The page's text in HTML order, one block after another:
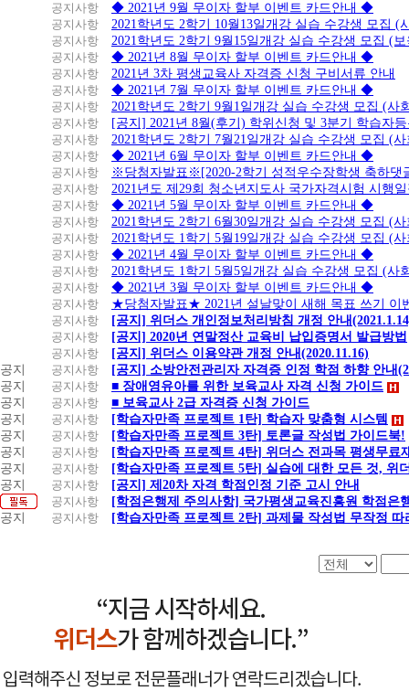
공지사항
◆ 2021년 9월 무이자 할부 이벤트 카드안내 ◆
공지사항
2021학년도 2학기 10월13일개강 실습 수강생 모집 (
공지사항
2021학년도 2학기 9월15일개강 실습 수강생 모집 (
공지사항
◆ 2021년 8월 무이자 할부 이벤트 카드안내 ◆
공지사항
2021년 3차 평생교육사 자격증 신청 구비서류 안내
공지사항
◆ 2021년 7월 무이자 할부 이벤트 카드안내 ◆
공지사항
2021학년도 2학기 9월1일개강 실습 수강생 모집 (사
공지사항
[공지] 2021년 8월(후기) 학위신청 및 3분기 학습자
공지사항
2021학년도 2학기 7월21일개강 실습 수강생 모집 (
공지사항
◆ 2021년 6월 무이자 할부 이벤트 카드안내 ◆
공지사항
※당첨자발표※[2020-2학기 성적우수장학생 축하댓
공지사항
2021년도 제29회 청소년지도사 국가자격시험 시행
공지사항
◆ 2021년 5월 무이자 할부 이벤트 카드안내 ◆
공지사항
2021학년도 2학기 6월30일개강 실습 수강생 모집 (
공지사항
2021학년도 1학기 5월19일개강 실습 수강생 모집 (
공지사항
◆ 2021년 4월 무이자 할부 이벤트 카드안내 ◆
공지사항
2021학년도 1학기 5월5일개강 실습 수강생 모집 (사
공지사항
◆ 2021년 3월 무이자 할부 이벤트 카드안내 ◆
공지사항
★당첨자발표★ 2021년 설날맞이 새해 목표 쓰기 이
공지사항
[공지] 위더스 개인정보처리방침 개정 안내
공지사항
[공지] 2020년 연말정산 교육비 납입증명서 발급방법
공지사항
[공지] 위더스 이용약관 개정 안내(2020.11.16)
공지
공지사항
[공지] 소방안전관리자 자격증 인정 학점 하향 안내
공지
공지사항
■ 장애영유아를 위한 보육교사 자격 신청 가이드
공지
공지사항
■ 보육교사 2급 자격증 신청 가이드
공지
공지사항
[학습자만족 프로젝트 1탄] 학습자 맞춤형 시스템
공지
공지사항
[학습자만족 프로젝트 3탄] 토론글 작성법 가이드북!
공지
공지사항
[학습자만족 프로젝트 4탄] 위더스 전과목 평생무료
공지
공지사항
[학습자만족 프로젝트 5탄] 실습에 대한 모든 것, 위
공지
공지사항
[공지] 제20차 자격 학점인정 기준 고시 안내
공지사항
[학점은행제 주의사항] 국가평생교육진흥원 학점은
공지
공지사항 [학습자만족 프로젝트 2탄] 과제물 작성법 무작정 따